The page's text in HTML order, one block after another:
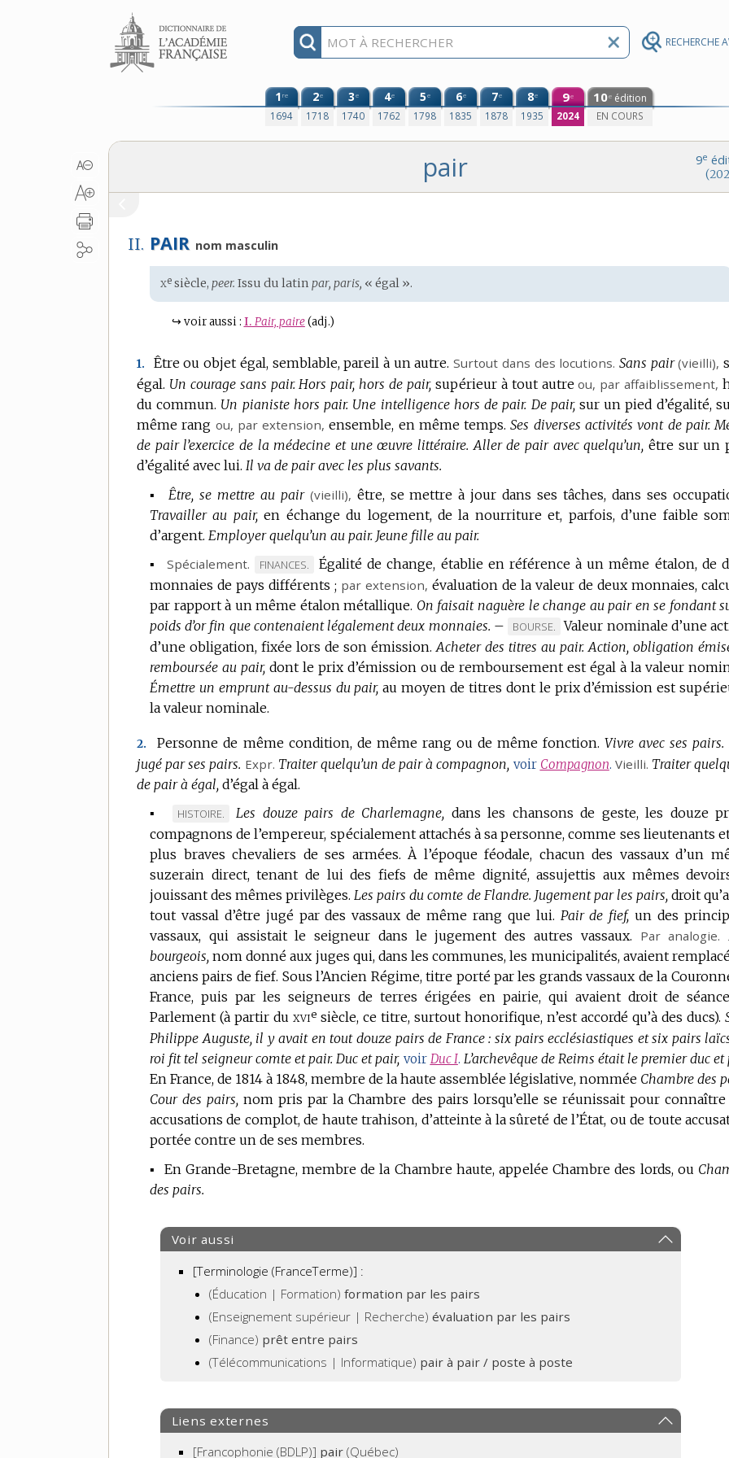
RECHERCHE
Aller au contenu
1re
1694
2e
1718
3e
1740
4e
1762
5e
1798
6e
1835
7e
1878
8e
1935
9e
2024
10e édition
EN COURS
9e
pair
II. PAIR nom masculin
Étymologie
:
xe siècle,peer. Issu dulatin par, paris, « égal ».
↪ voir aussi : I. Pair, paire(adj.)
1. Être ou objet égal, semblable, pareil à un autre. Surtout dans des locutions. Sans pair (vieilli),
égal. Un courage sans pair. Hors pair, hors de pair, supérieur à tout autreou, par affaiblissement,
du commun. Un pianiste hors pair. Une intelligence hors de pair. De pair, sur un pied d’égalité,
même rang ou, par extension, ensemble, en même temps. Ses diverses activités vont de pair.
de pair l’exercice de la médecine et une œuvre littéraire. Aller de pair avec quelqu’un, être sur un
d’égalité avec lui. Il va de pair avec les plus savants.
▪ Être, se mettre au pair (vieilli), être, se mettre à jour dans ses tâches, dans ses
Travailler au pair, en échange du logement, de la nourriture et, parfois, d’une faible
d’argent. Employer quelqu’un au pair. Jeune fille au pair.
▪ Spécialement.
MARQUE
DE
DOMAINE
:
FINANCES.
Égalité de change, établie en référence à un même étalon, de
monnaies de pays différents ; par extension, évaluation de la valeur de deux monnaies,
par rapport à un même étalon métallique. On faisait naguère le change au pair en se fondant
poids d’or fin que contenaient légalement deux monnaies. –
MARQUE
DE
DOMAINE
:
BOURSE.
Valeur nominale d’une
d’une obligation, fixée lors de son émission. Acheter des titres au pair. Action, obligation
remboursée au pair, dont le prix d’émission ou de remboursement est égal à la valeur
Émettre un emprunt au-dessus du pair, au moyen de titres dont le prix d’émission est
la valeur nominale.
2. Personne de même condition, de même rang ou de même fonction. Vivre avec ses pairs.
jugé par ses pairs. Expr. Traiter quelqu’un de pair à compagnon, voir Compagnon. Vieilli. Traiter
de pair à égal, d’égal à égal.
▪
MARQUE
DE
DOMAINE
:
HISTOIRE. Les douze pairs de Charlemagne, dans les chansons de geste, les douze
compagnons de l’empereur, spécialement attachés à sa personne, comme ses lieutenants
plus braves chevaliers de ses armées. À l’époque féodale, chacun des vassaux d’un
suzerain direct, tenant de lui des fiefs de même dignité, assujettis aux mêmes
jouissant des mêmes privilèges. Les pairs du comte de Flandre. Jugement par les pairs, droit
tout vassal d’être jugé par des vassaux de même rang que lui. Pair de fief, un des
vassaux, qui assistait le seigneur dans le jugement des autres vassaux. Par analogie.
bourgeois, nom donné aux juges qui, dans les communes, les municipalités, avaient
anciens pairs de fief. Sous l’Ancien Régime, titre porté par les grands vassaux de la
France, puis par les seigneurs de terres érigées en pairie, qui avaient droit de
Parlement (à partir duxvie siècle, ce titre, surtout honorifique, n’est accordé qu’à des ducs).
Philippe Auguste, il y avait en tout douze pairs de France : six pairs ecclésiastiques et six pairs
roi fit tel seigneur comte et pair. Duc et pair, voir Duc I. L’archevêque de Reims était le premier duc et
En France, de 1814 à 1848, membre de la haute assemblée législative, nommée Chambre des
Cour des pairs, nom pris par la Chambre des pairs lorsqu’elle se réunissait pour connaître
accusations de complot, de haute trahison, d’atteinte à la sûreté de l’État, ou de toute
portée contre un de ses membres.
▪ En Grande-Bretagne, membre de la Chambre haute, appelée Chambre des lords, ou
des pairs.
Voir aussi
[Terminologie (FranceTerme)] :
(Éducation | Formation)formation par les pairs
(Enseignement supérieur | Recherche)évaluation par les pairs
(Finance) prêt entre pairs
(Télécommunications | Informatique) pair à pair / poste à poste
Liens externes
[Francophonie (BDLP)] pair (Québec)